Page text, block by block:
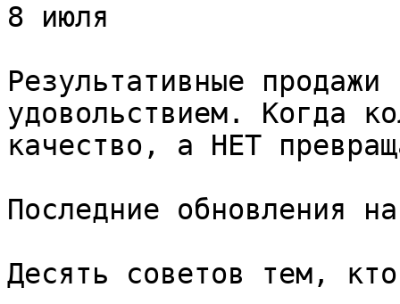
8 июля
Результативные
удовольствием. Когда
качество, а НЕТ
Последние обновления
Десять советов тем,